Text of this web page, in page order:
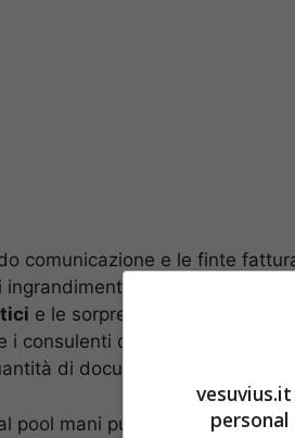
comunicazione e le finte
e le sorprese non si contano:
i consulenti della Procura
di documenti acquisiti
pool mani pulite del